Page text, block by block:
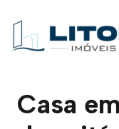
Casa